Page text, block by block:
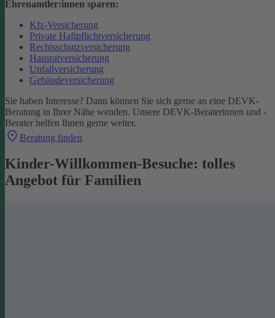
Ehrenamtler:innen sparen:
Kfz-Versicherung
Private Haftpflichtversicherung
Rechtsschutzversicherung
Hausratversicherung
Unfallversicherung
Gebäudeversicherung
Sie haben Interesse? Dann können Sie sich gerne an eine DEVK-
Beratung in Ihrer Nähe wenden. Unsere DEVK-Beraterinnen und -
Berater helfen Ihnen gerne weiter.
Beratung finden
Kinder-Willkommen-Besuche: tolles
Angebot für Familien